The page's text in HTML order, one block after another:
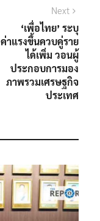
Next
post:
‘เพื่อไทย’ ระบุ
ค่าแรงขึ้นควบคู่ราย
ได้เพิ่ม วอนผู้
ประกอบการมอง
ภาพรวมเศรษฐกิจ
ประเทศ